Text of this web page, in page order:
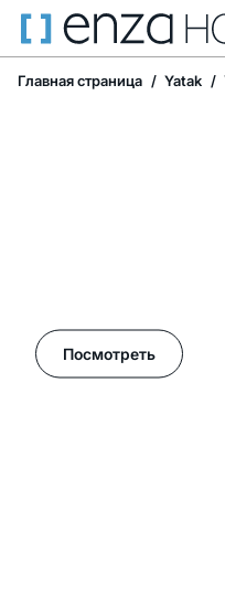
Главная страница Yatak
Посмотреть